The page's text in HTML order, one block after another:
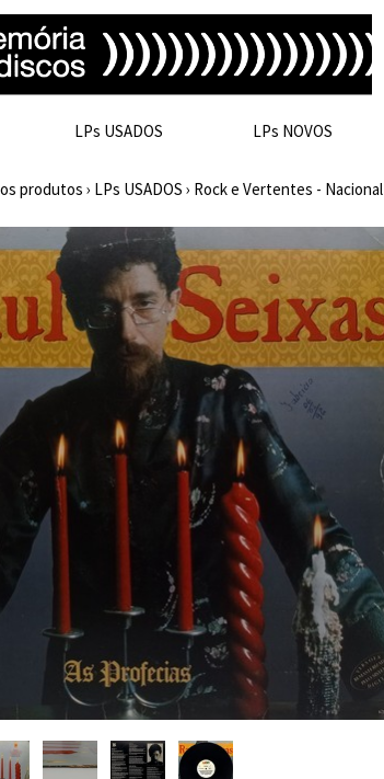
LPs USADOS LPs NOVOS
produtos › LPs USADOS › Rock e Vertentes - Nacional